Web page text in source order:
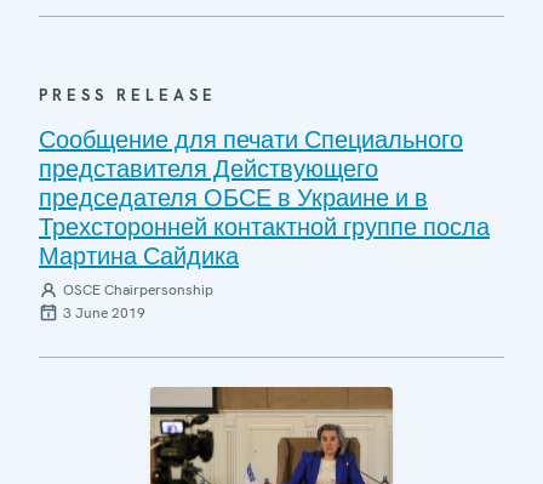
PRESS RELEASE
Сообщение для печати Специального
представителя Действующего
председателя ОБСЕ в Украине и в
Трехсторонней контактной группе посла
Мартина Сайдика
OSCE Chairpersonship
3 June 2019